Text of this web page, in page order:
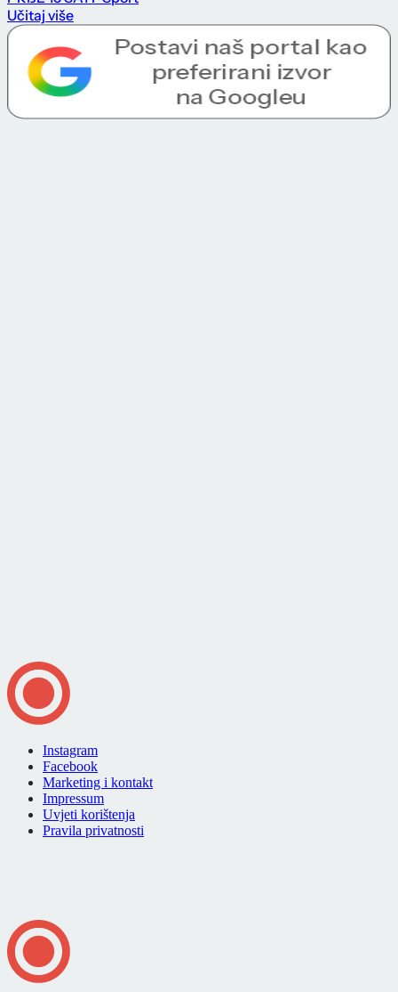
Učitaj više
Instagram
Facebook
Marketing i kontakt
Impressum
Uvjeti korištenja
Pravila privatnosti